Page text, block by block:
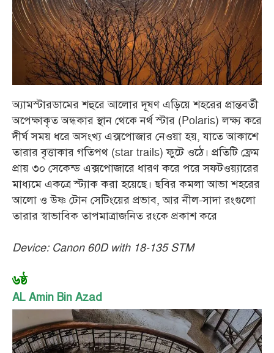
অ্যামস্টারডামের শহুরে আলোর দূষণ এড়িয়ে শহরের প্রান্তবর্তী
অপেক্ষাকৃত অন্ধকার স্থান থেকে নর্থ স্টার (Polaris) লক্ষ্য করে
দীর্ঘ সময় ধরে অসংখ্য এক্সপোজার নেওয়া হয়, যাতে আকাশে
তারার বৃত্তাকার গতিপথ (star trails) ফুটে ওঠে। প্রতিটি ফ্রেম
প্রায় ৩০ সেকেন্ড এক্সপোজারে ধারণ করে পরে সফটওয়্যারের
মাধ্যমে একত্রে স্ট্যাক করা হয়েছে। ছবির কমলা আভা শহরের
আলো ও উষ্ণ টোন সেটিংয়ের প্রভাব, আর নীল-সাদা রংগুলো
তারার স্বাভাবিক তাপমাত্রাজনিত রংকে প্রকাশ করে
Device: Canon 60D with 18-135 STM
৬ষ্ঠ
AL Amin Bin Azad